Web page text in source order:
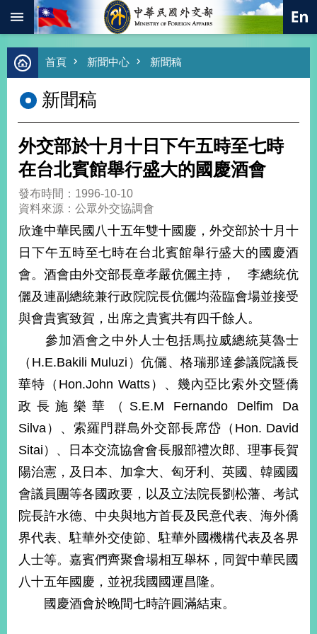
跳到主要內容區塊
進
階
尋
熱
總
合
外
交
價
值
外
交
經
不
落
國
海
和
平
護
照
首
頁
網
站
關
首頁 新聞中心 新聞稿
新聞稿
外交部於十月十日下午五時至七時
在台北賓館舉行盛大的國慶酒會
發布時間：1996-10-10
資料來源：公眾外交協調會
欣逢中華民國八十五年雙十國慶，外交部於十月十
日下午五時至七時在台北賓館舉行盛大的國慶酒
會。酒會由外交部長章孝嚴伉儷主持， 李總統伉
儷及連副總統兼行政院院長伉儷均蒞臨會場並接受
與會貴賓致賀，出席之貴賓共有四千餘人。
參加酒會之中外人士包括馬拉威總統莫魯士
（H.E.Bakili Muluzi）伉儷、格瑞那達參議院議長
華特（Hon.John Watts）、幾內亞比索外交暨僑
政長施樂華（S.E.M Fernando Delfim Da
Silva）、索羅門群島外交部長席岱（Hon. David
Sitai）、日本交流協會會長服部禮次郎、理事長賀
陽治憲，及日本、加拿大、匈牙利、英國、韓國國
會議員團等各國政要，以及立法院長劉松藩、考試
院長許水德、中央與地方首長及民意代表、海外僑
界代表、駐華外交使節、駐華外國機構代表及各界
人士等。嘉賓們齊聚會場相互舉杯，同賀中華民國
八十五年國慶，並祝我國國運昌隆。
國慶酒會於晚間七時許圓滿結束。